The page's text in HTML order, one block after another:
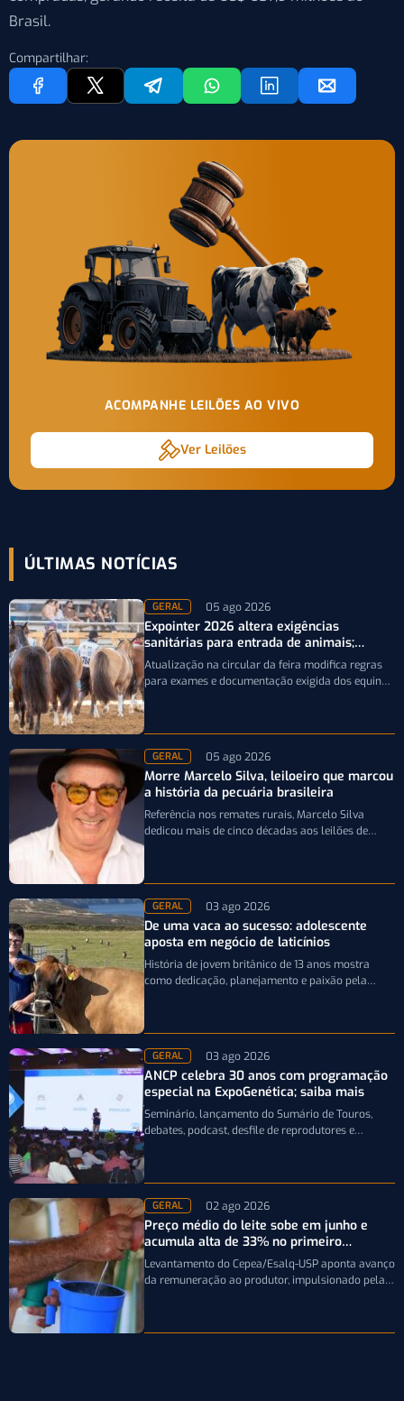
Brasil.
Compartilhar:
ACOMPANHE LEILÕES AO VIVO
Ver Leilões
ÚLTIMAS NOTÍCIAS
GERAL 05 ago 2026
Expointer 2026 altera exigências
sanitárias para entrada de animais;
entenda
Atualização na circular da feira modifica regras
para exames e documentação exigida dos equinos
GERAL 05 ago 2026
Morre Marcelo Silva, leiloeiro que marcou
a história da pecuária brasileira
Referência nos remates rurais, Marcelo Silva
dedicou mais de cinco décadas aos leilões de
GERAL 03 ago 2026
De uma vaca ao sucesso: adolescente
aposta em negócio de laticínios
História de jovem britânico de 13 anos mostra
como dedicação, planejamento e paixão pela
GERAL 03 ago 2026
ANCP celebra 30 anos com programação
especial na ExpoGenética; saiba mais
Seminário, lançamento do Sumário de Touros,
debates, podcast, desfile de reprodutores e
GERAL 02 ago 2026
Preço médio do leite sobe em junho e
acumula alta de 33% no primeiro
semestre
Levantamento do Cepea/Esalq-USP aponta avanço
da remuneração ao produtor, impulsionado pela